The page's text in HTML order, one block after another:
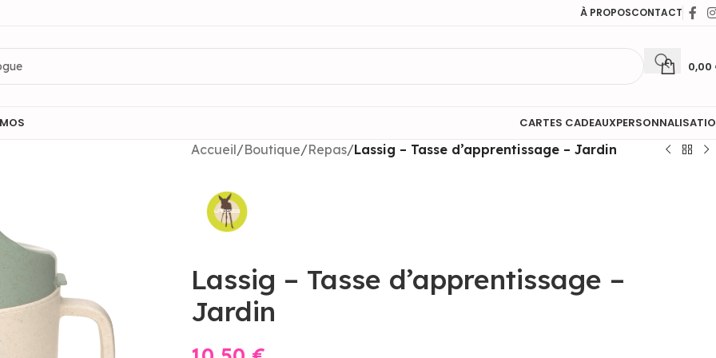
À PROPOSCONTACT
0,00
CARTES CADEAUX
Accueil/Boutique/Repas/Lassig – Tasse d’apprentissage – Jardin
Lassig – Tasse d’apprentissage –
Jardin